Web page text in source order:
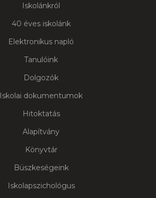
Iskolánkról
40 éves iskolánk
Elektronikus napló
Tanulóink
Dolgozók
Iskolai dokumentumok
Hitoktatás
Alapítvány
Könyvtár
Büszkeségeink
Iskolapszichológus